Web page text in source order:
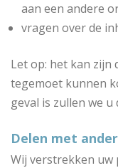
aan een andere
vragen over de
Let op: het kan zijn
tegemoet kunnen
geval is zullen we
Delen met
Wij verstrekken uw